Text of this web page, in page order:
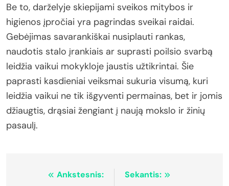
Be to, darželyje skiepijami sveikos mitybos ir
higienos įpročiai yra pagrindas sveikai raidai.
Gebėjimas savarankiškai nusiplauti rankas,
naudotis stalo įrankiais ar suprasti poilsio svarbą
leidžia vaikui mokykloje jaustis užtikrintai. Šie
paprasti kasdieniai veiksmai sukuria visumą, kuri
leidžia vaikui ne tik išgyventi permainas, bet ir jomis
džiaugtis, drąsiai žengiant į naują mokslo ir žinių
pasaulį.
NavigacijaAnkstesnis:
Sekantis: